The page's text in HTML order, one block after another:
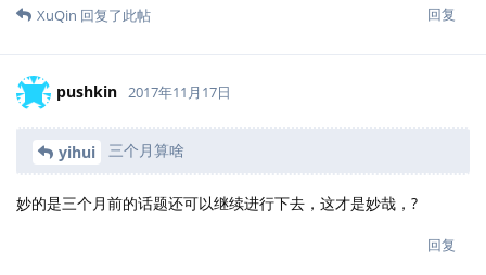
回复
XuQin 回复了此帖
pushkin 2017年11月17日
yihui 三个月算啥
妙的是三个月前的话题还可以继续进行下去，这才是妙哉，?
回复